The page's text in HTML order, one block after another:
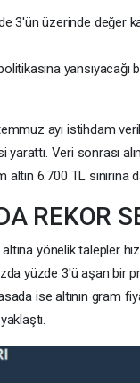
3'ün üzerinde değer
ayı istihdam
Veri sonrası
6.700 TL sınırına
REKOR
yönelik talepler
yüzde 3'ü aşan bir
ise altının gram